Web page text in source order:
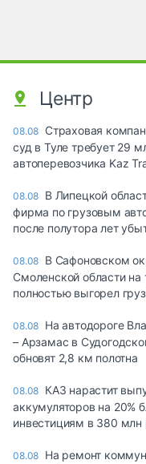
Центр
08.08 Страховая
суд в Туле требует 29
автоперевозчика Kaz
08.08 В Липецкой
фирма по грузовым
после полутора лет
08.08 В Сафоновском
Смоленской области на
полностью выгорел
08.08 На автодороге
– Арзамас в
обновят 2,8 км полотна
08.08 КАЗ нарастит
аккумуляторов на 20%
инвестициям в 380 млн
08.08 На ремонт